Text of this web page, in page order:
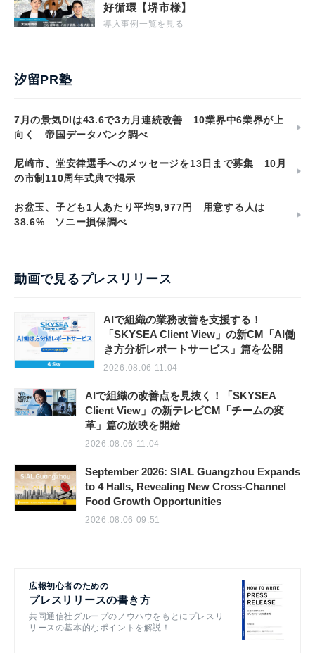
好循環【堺市様】
導入事例一覧を見る
汐留PR塾
7月の景気DIは43.6で3カ月連続改善 10業界中6業界が上
向く 帝国データバンク調べ
尼崎市、堂安律選手へのメッセージを13日まで募集 10月
の市制110周年式典で掲示
お盆玉、子ども1人あたり平均9,977円 用意する人は
38.6% ソニー損保調べ
動画で見るプレスリリース
AIで組織の業務改善を支援する！
「SKYSEA Client View」の新CM「AI働
き方分析レポートサービス」篇を公開
2026.08.06 11:04
AIで組織の改善点を見抜く！「SKYSEA
Client View」の新テレビCM「チームの変
革」篇の放映を開始
2026.08.06 11:04
September 2026: SIAL Guangzhou Expands
to 4 Halls, Revealing New Cross-Channel
Food Growth Opportunities
2026.08.06 09:51
広報初心者のための
プレスリリースの書き方
共同通信社グループのノウハウをもとにプレスリ
リースの基本的なポイントを解説！